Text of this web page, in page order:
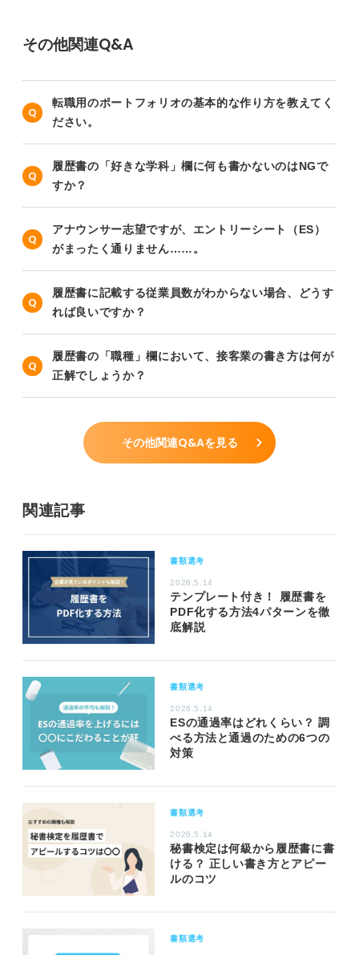
その他関連Q&A
転職用のポートフォリオの基本的な作り方を教えてく
ださい。
履歴書の「好きな学科」欄に何も書かないのはNGで
すか？
アナウンサー志望ですが、エントリーシート（ES）
がまったく通りません……。
履歴書に記載する従業員数がわからない場合、どうす
れば良いですか？
履歴書の「職種」欄において、接客業の書き方は何が
正解でしょうか？
その他関連Q&Aを見る
関連記事
書類選考
2026.5.14
テンプレート付き！ 履歴書を
PDF化する方法4パターンを徹
底解説
書類選考
2026.5.14
ESの通過率はどれくらい？ 調
べる方法と通過のための6つの
対策
書類選考
2026.5.14
秘書検定は何級から履歴書に書
ける？ 正しい書き方とアピー
ルのコツ
書類選考